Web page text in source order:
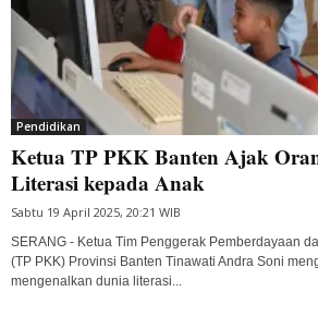
Pendidikan
Ketua TP PKK Banten Ajak
Literasi kepada Anak
Sabtu 19 April 2025, 20:21 WIB
SERANG - Ketua Tim Penggerak Pemberdayaan
(TP PKK) Provinsi Banten Tinawati Andra Soni
mengenalkan dunia literasi...